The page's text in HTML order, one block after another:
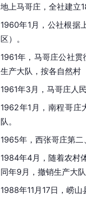
地上马哥庄，全社建立
1960年1月，公社根据
区）。
1961年，马哥庄公社
生产大队，按各自然村
1961年3月，马哥庄人
1962年1月，南程哥庄
队。
1965年，西张哥庄第
1984年4月，随着农村
同年9月，撤销生产大
1988年11月17日，崂